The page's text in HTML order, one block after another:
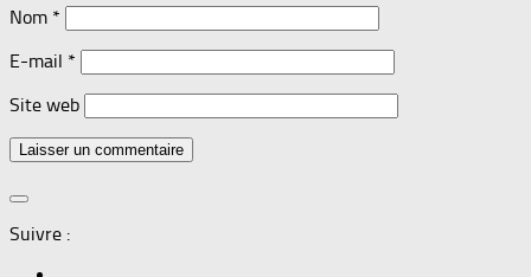
Nom *
E-mail *
Site web
Suivre :